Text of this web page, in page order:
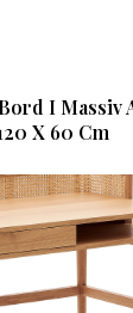
I Massiv
X 60 Cm